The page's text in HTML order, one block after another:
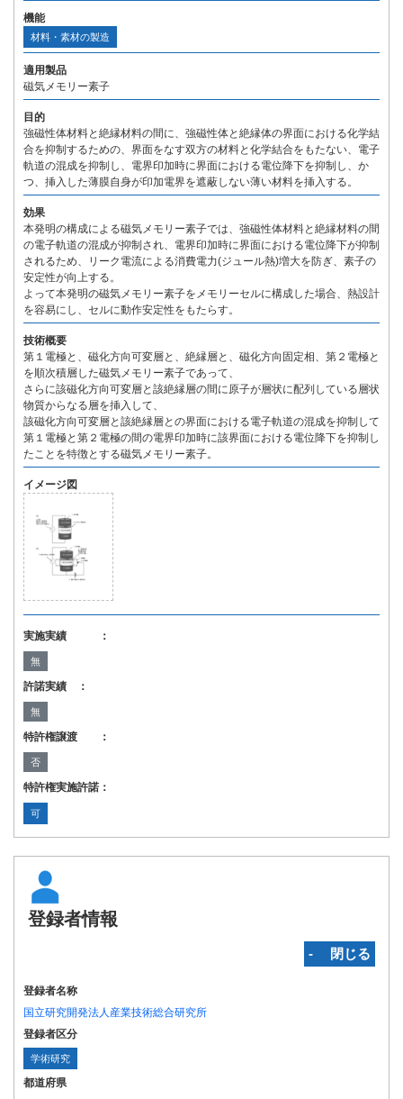
機能
材料・素材の製造
適用製品
磁気メモリー素子
目的
強磁性体材料と絶縁材料の間に、強磁性体と絶縁体の界面における化学結
合を抑制するための、界面をなす双方の材料と化学結合をもたない、電子
軌道の混成を抑制し、電界印加時に界面における電位降下を抑制し、か
つ、挿入した薄膜自身が印加電界を遮蔽しない薄い材料を挿入する。
効果
本発明の構成による磁気メモリー素子では、強磁性体材料と絶縁材料の間
の電子軌道の混成が抑制され、電界印加時に界面における電位降下が抑制
されるため、リーク電流による消費電力(ジュール熱)増大を防ぎ、素子の
安定性が向上する。
よって本発明の磁気メモリー素子をメモリーセルに構成した場合、熱設計
を容易にし、セルに動作安定性をもたらす。
技術概要
第１電極と、磁化方向可変層と、絶縁層と、磁化方向固定相、第２電極と
を順次積層した磁気メモリー素子であって、
さらに該磁化方向可変層と該絶縁層の間に原子が層状に配列している層状
物質からなる層を挿入して、
該磁化方向可変層と該絶縁層との界面における電子軌道の混成を抑制して
第１電極と第２電極の間の電界印加時に該界面における電位降下を抑制し
たことを特徴とする磁気メモリー素子。
イメージ図
実施実績 ：
無
許諾実績 ：
無
特許権譲渡 ：
否
特許権実施許諾：
可
登録者情報
‐ 閉じる
登録者名称
国立研究開発法人産業技術総合研究所
登録者区分
学術研究
都道府県